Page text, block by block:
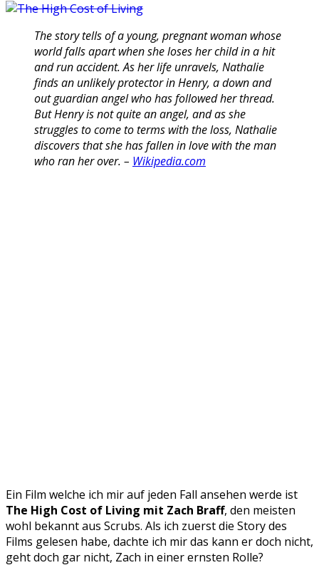
The story tells of a young, pregnant woman whose
world falls apart when she loses her child in a hit
and run accident. As her life unravels, Nathalie
finds an unlikely protector in Henry, a down and
out guardian angel who has followed her thread.
But Henry is not quite an angel, and as she
struggles to come to terms with the loss, Nathalie
discovers that she has fallen in love with the man
who ran her over. – Wikipedia.com
Ein Film welche ich mir auf jeden Fall ansehen werde ist
The High Cost of Living mit Zach Braff, den meisten
wohl bekannt aus Scrubs. Als ich zuerst die Story des
Films gelesen habe, dachte ich mir das kann er doch nicht,
geht doch gar nicht, Zach in einer ernsten Rolle?